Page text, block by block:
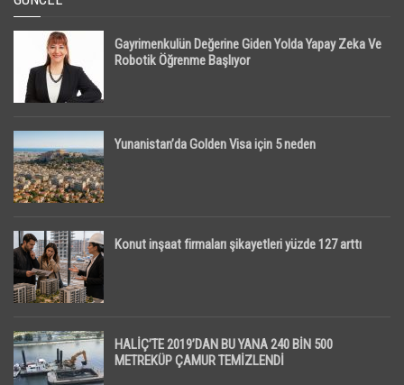
Gayrimenkulün Değerine Giden Yolda Yapay Zeka Ve
Robotik Öğrenme Başlıyor
Yunanistan’da Golden Visa için 5 neden
Konut inşaat firmaları şikayetleri yüzde 127 arttı
HALİÇ’TE 2019’DAN BU YANA 240 BİN 500
METREKÜP ÇAMUR TEMİZLENDİ